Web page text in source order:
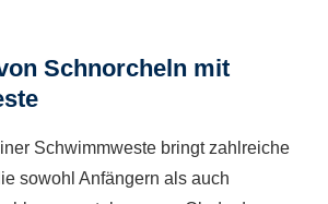
Schnorcheln mit
Schwimmweste bringt zahlreiche
sowohl Anfängern als auch